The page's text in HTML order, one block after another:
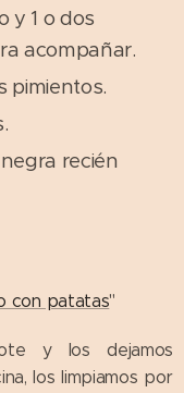
y 1 o dos
acompañar.
pimientos.
recién
con patatas"
y los dejamos
los limpiamos por